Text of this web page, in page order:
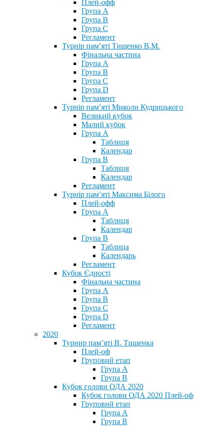
Плей-офф
Група А
Група В
Група С
Регламент
Турнір пам’яті Тищенко В.М.
Фінальна частина
Група А
Група В
Група С
Група D
Регламент
Турнір пам’яті Миколи Кудрицького
Великий кубок
Малий кубок
Група А
Таблиця
Календар
Група В
Таблиця
Календар
Регламент
Турнір пам’яті Максима Білого
Плей-офф
Група А
Таблиця
Календар
Група В
Таблица
Календарь
Регламент
Кубок Єдності
Фінальна частина
Група А
Група В
Група С
Група D
Регламент
2020
Турнир пам’яті В. Тищенка
Плей-оф
Груповий етап
Група А
Група В
Кубок голови ОДА 2020
Кубок голови ОДА 2020 Плей-оф
Груповий етап
Група A
Група B